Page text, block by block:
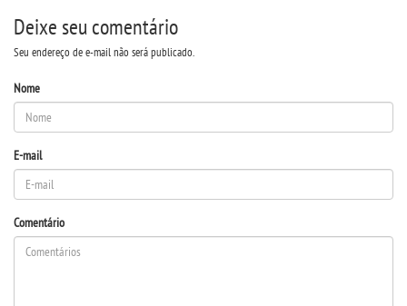
LOGIN
WEBMAIL
PORTAL DE PROFESSORES/ACADÊMICO
UNIESP
Deixe seu comentário
Seu endereço de e-mail não será publicado.
Nome
E-mail
Comentário